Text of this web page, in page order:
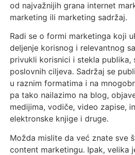
od najvažnijih grana internet
marketing ili marketing sadržaj.
Radi se o formi marketinga koji
deljenje korisnog i relevantnog
privukli korisnici i stekla publika,
poslovnih ciljeva. Sadržaj se
u raznim formatima i na
pa tako nailazimo na blog,
medijima, vodiče, video zapise,
elektronske knjige i druge.
Možda mislite da već znate sve
content marketingu. Ipak, velika